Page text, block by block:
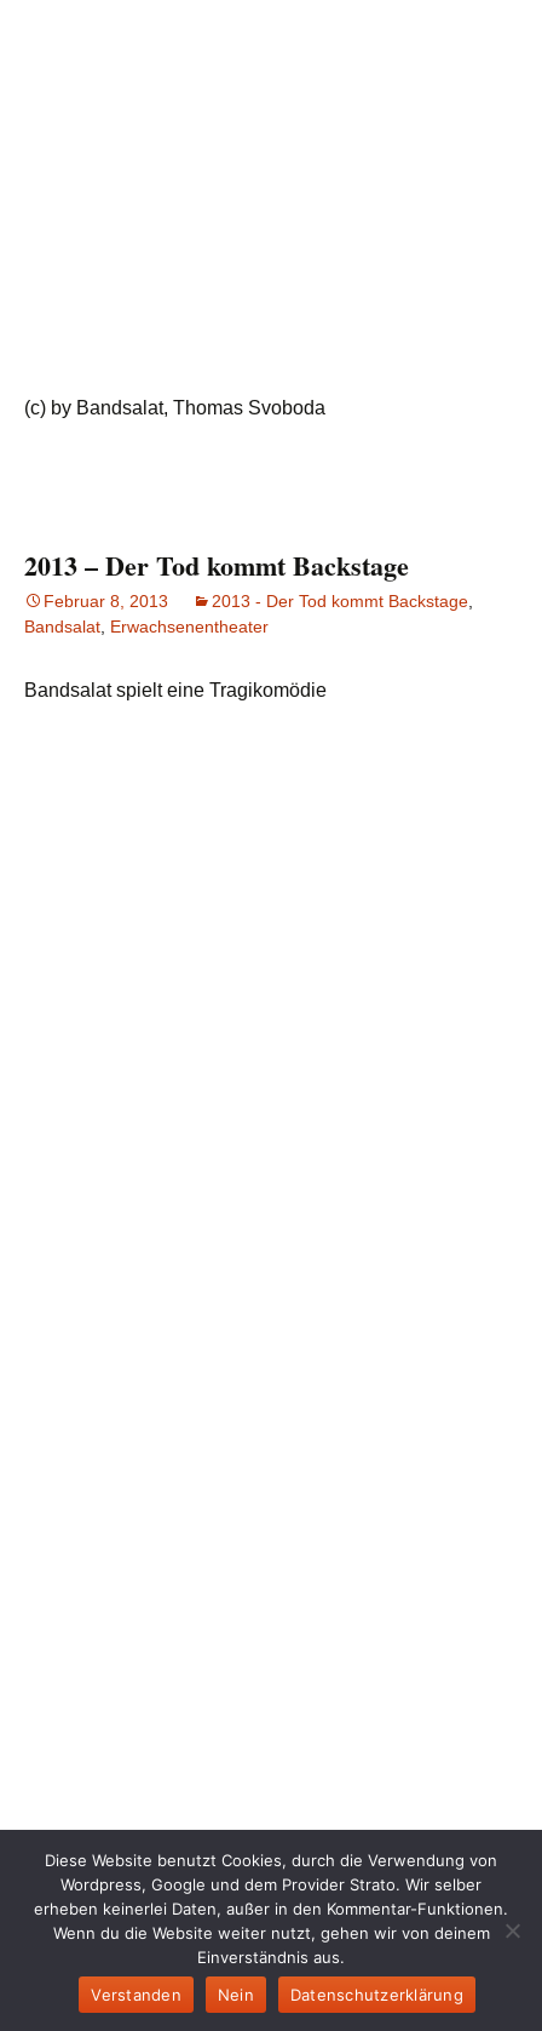
(c) by Bandsalat, Thomas Svoboda
2013 – Der Tod kommt Backstage
Februar 8, 2013 2013 - Der Tod kommt Backstage
Bandsalat Erwachsenentheater
Bandsalat spielt eine Tragikomödie
Diese Website benutzt Cookies, durch die Verwendung von
Wordpress, Google und dem Provider Strato. Wir selber
erheben keinerlei Daten, außer in den Kommentar-Funktionen.
Wenn du die Website weiter nutzt, gehen wir von deinem
Einverständnis aus.
Verstanden
Nein Datenschutzerklärung